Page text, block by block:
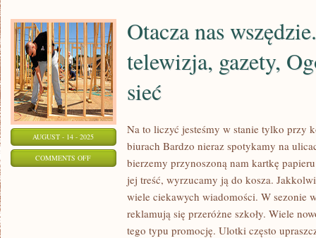
AUGUST - 14 - 2025
COMMENTS OFFON
BILBORDY,
Otacza nas
telewizja, gazety,
sieć
Na to liczyć jesteśmy w stanie tylko przy
biurach Bardzo nieraz spotykamy na
bierzemy przynoszoną nam kartkę
jej treść, wyrzucamy ją do kosza.
wiele ciekawych wiadomości. W sezonie
reklamują się przeróżne szkoły. Wiele
tego typu promocję. Ulotki często